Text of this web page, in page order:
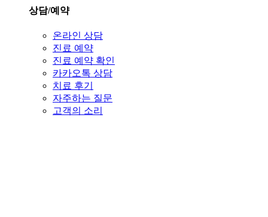
상담/예약
온라인 상담
진료 예약
진료 예약 확인
카카오톡 상담
치료 후기
자주하는 질문
고객의 소리